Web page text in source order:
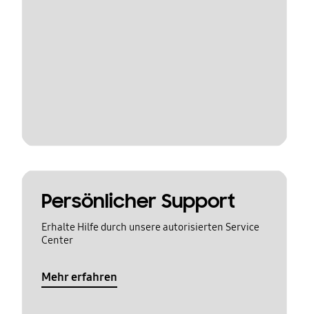
Persönlicher Support
Erhalte Hilfe durch unsere autorisierten Service
Center
Mehr erfahren